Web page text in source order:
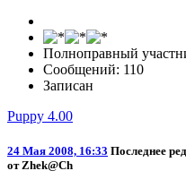
Полноправный
Сообщений: 110
Записан
Puppy 4.00
24 Мая 2008, 16:33 Последнее
от Zhek@Ch